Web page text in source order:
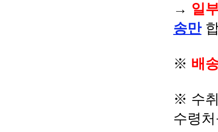
→ 일
송만
※ 배
※ 수
수령